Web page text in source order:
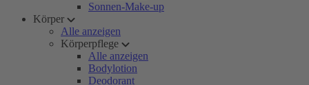
Sonnen-Make-up
Körper
Alle anzeigen
Körperpflege
Alle anzeigen
Bodylotion
Deodorant